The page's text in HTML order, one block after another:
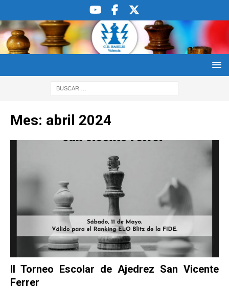
Mes: abril 2024
II Torneo Escolar de Ajedrez San Vicente
Ferrer